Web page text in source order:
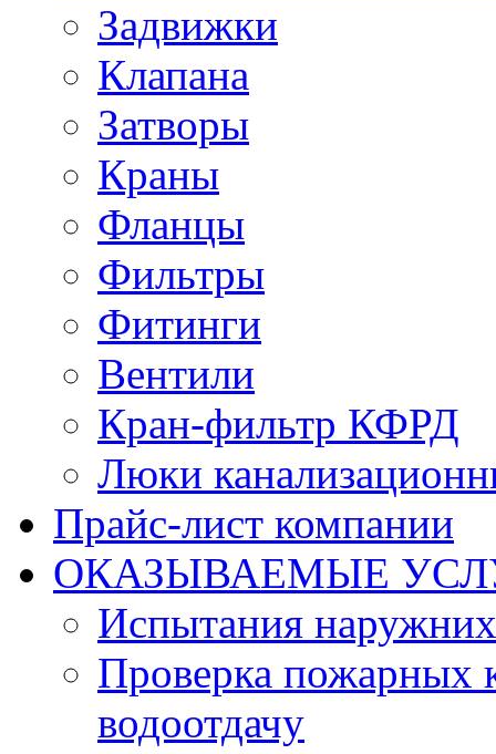
Задвижки
Клапана
Затворы
Краны
Фланцы
Фильтры
Фитинги
Вентили
Кран-фильтр КФРД
Люки
Прайс-лист компании
ОКАЗЫВАЕМЫЕ
Испытания
Проверка пожарных
водоотдачу